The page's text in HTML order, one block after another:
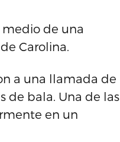
medio de una
Carolina.
a una llamada de
de bala. Una de las
en un